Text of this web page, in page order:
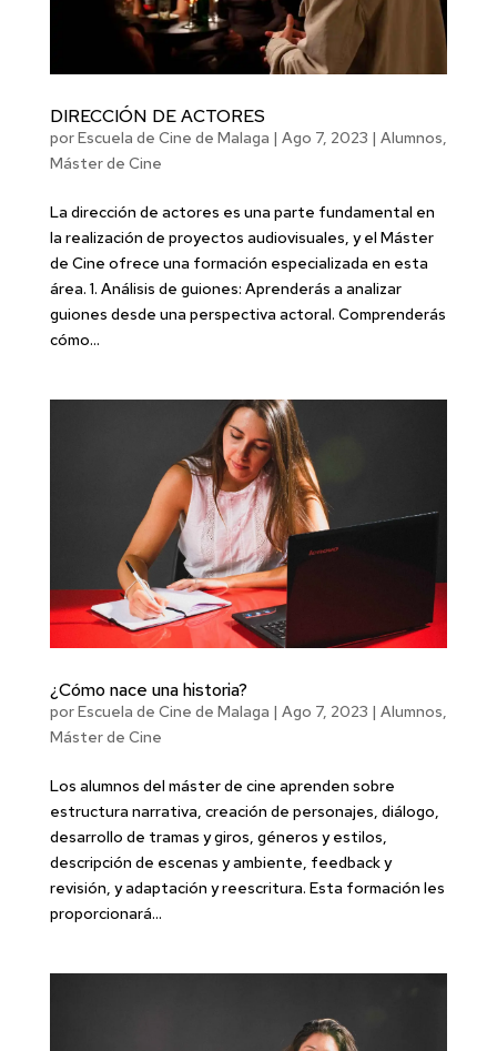
DIRECCIÓN DE ACTORES
porEscuela de Cine de Malaga | Ago 7, 2023 | Alumnos,
Máster de Cine
La dirección de actores es una parte fundamental en
la realización de proyectos audiovisuales, y el Máster
de Cine ofrece una formación especializada en esta
área. 1. Análisis de guiones: Aprenderás a analizar
guiones desde una perspectiva actoral. Comprenderás
cómo...
¿Cómo nace una historia?
porEscuela de Cine de Malaga | Ago 7, 2023 | Alumnos,
Máster de Cine
Los alumnos del máster de cine aprenden sobre
estructura narrativa, creación de personajes, diálogo,
desarrollo de tramas y giros, géneros y estilos,
descripción de escenas y ambiente, feedback y
revisión, y adaptación y reescritura. Esta formación les
proporcionará...